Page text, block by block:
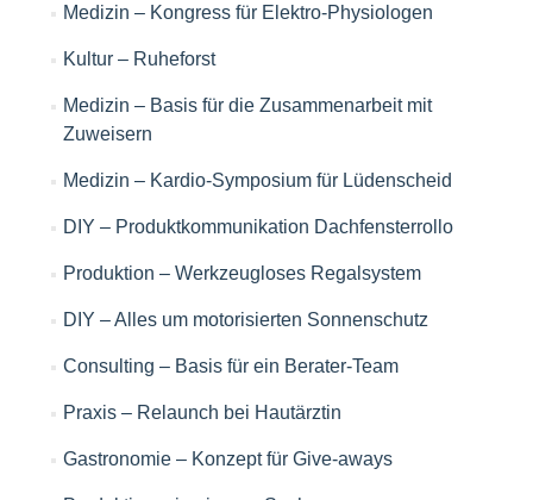
Medizin – Kongress für Elektro-Physiologen
Kultur – Ruheforst
Medizin – Basis für die Zusammenarbeit mit
Zuweisern
Medizin – Kardio-Symposium für Lüdenscheid
DIY – Produktkommunikation Dachfensterrollo
Produktion – Werkzeugloses Regalsystem
DIY – Alles um motorisierten Sonnenschutz
Consulting – Basis für ein Berater-Team
Praxis – Relaunch bei Hautärztin
Gastronomie – Konzept für Give-aways